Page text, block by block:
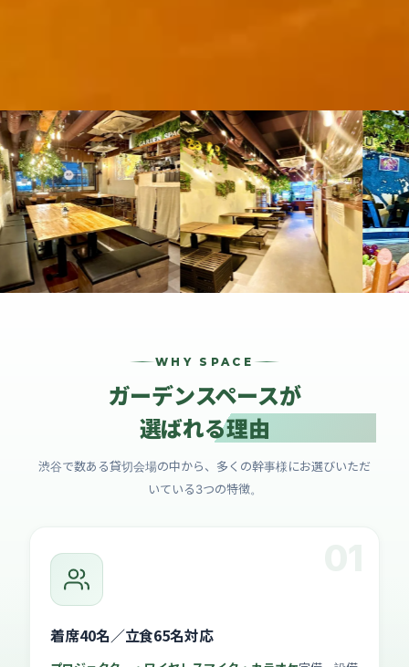
【渋谷 貸切】渋谷ガーデンスペース道玄
WHY SPACE
ガーデンスペースが
選ばれる理由
渋谷で数ある貸切会場の中から、多くの幹事様にお選びいただ
いている3つの特徴。
着席40名／立食65名対応